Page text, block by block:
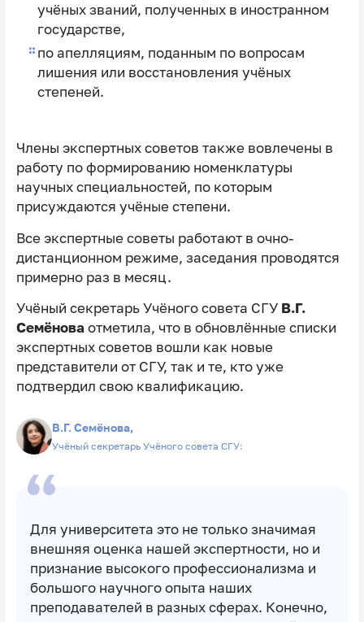
учёных званий, полученных в иностранном
государстве,
по апелляциям, поданным по вопросам
лишения или восстановления учёных
степеней.
Члены экспертных советов также вовлечены в
работу по формированию номенклатуры
научных специальностей, по которым
присуждаются учёные степени.
Все экспертные советы работают в очно-
дистанционном режиме, заседания проводятся
примерно раз в месяц.
Учёный секретарь Учёного совета СГУ В.Г.
Семёноваотметила, что в обновлённые списки
экспертных советов вошли как новые
представители от СГУ, так и те, кто уже
подтвердил свою квалификацию.
В.Г. Семёнова,
Учёный секретарь Учёного совета СГУ:
Для университета это не только значимая
внешняя оценка нашей экспертности, но и
признание высокого профессионализма и
большого научного опыта наших
преподавателей в разных сферах. Конечно,